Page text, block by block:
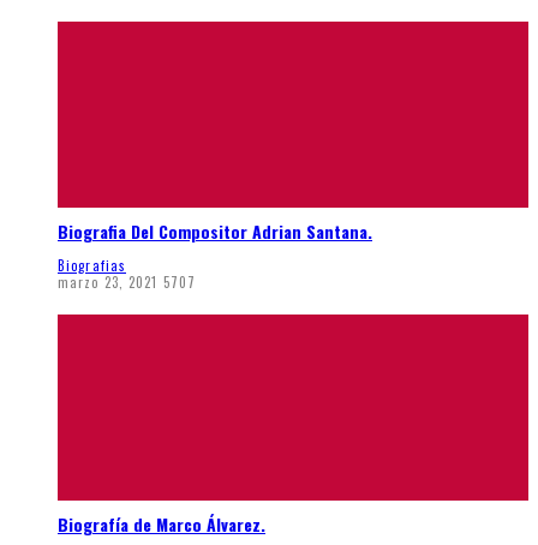
Biografia Del Compositor Adrian Santana.
Biografias
marzo 23, 2021 5707
Biografía de Marco Álvarez.